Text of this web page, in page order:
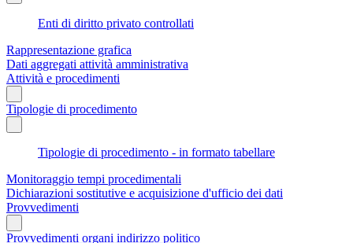
Enti di diritto privato controllati
Rappresentazione grafica
Dati aggregati attività amministrativa
Attività e procedimenti
Tipologie di procedimento
Tipologie di procedimento - in formato tabellare
Monitoraggio tempi procedimentali
Dichiarazioni sostitutive e acquisizione d'ufficio dei dati
Provvedimenti
Provvedimenti organi indirizzo politico